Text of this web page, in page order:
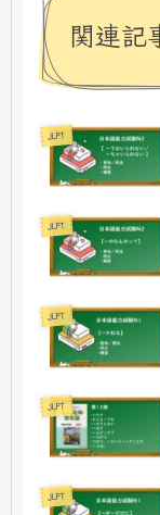
関連記
JLPT
JLPT
JLPT
JLPT
JLPT